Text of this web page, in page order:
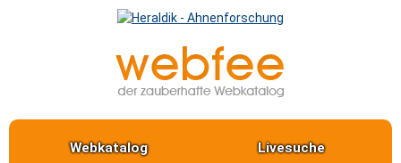
Webkatalog
Livesuche